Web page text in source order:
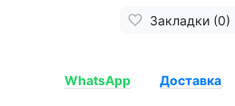
Закладки (0)
WhatsApp Доставка